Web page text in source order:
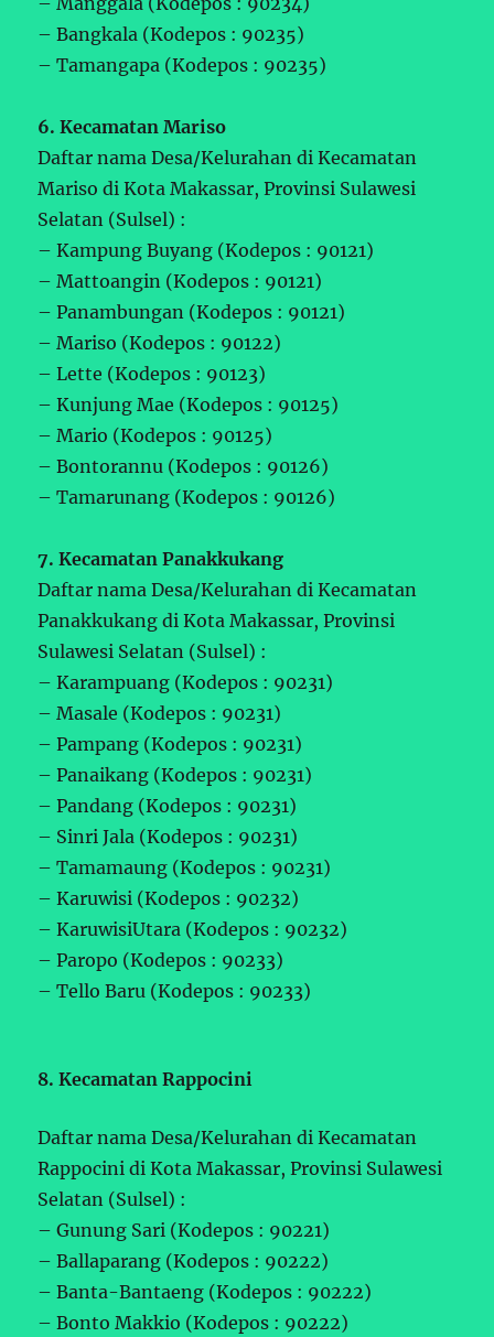
– Bangkala (Kodepos : 90235)
– Tamangapa (Kodepos : 90235)
6. Kecamatan Mariso
Daftar nama Desa/Kelurahan di Kecamatan
Mariso di Kota Makassar, Provinsi Sulawesi
Selatan (Sulsel) :
– Kampung Buyang (Kodepos : 90121)
– Mattoangin (Kodepos : 90121)
– Panambungan (Kodepos : 90121)
– Mariso (Kodepos : 90122)
– Lette (Kodepos : 90123)
– Kunjung Mae (Kodepos : 90125)
– Mario (Kodepos : 90125)
– Bontorannu (Kodepos : 90126)
– Tamarunang (Kodepos : 90126)
7. Kecamatan Panakkukang
Daftar nama Desa/Kelurahan di Kecamatan
Panakkukang di Kota Makassar, Provinsi
Sulawesi Selatan (Sulsel) :
– Karampuang (Kodepos : 90231)
– Masale (Kodepos : 90231)
– Pampang (Kodepos : 90231)
– Panaikang (Kodepos : 90231)
– Pandang (Kodepos : 90231)
– Sinri Jala (Kodepos : 90231)
– Tamamaung (Kodepos : 90231)
– Karuwisi (Kodepos : 90232)
– KaruwisiUtara (Kodepos : 90232)
– Paropo (Kodepos : 90233)
– Tello Baru (Kodepos : 90233)
8. Kecamatan Rappocini
Daftar nama Desa/Kelurahan di Kecamatan
Rappocini di Kota Makassar, Provinsi Sulawesi
Selatan (Sulsel) :
– Gunung Sari (Kodepos : 90221)
– Ballaparang (Kodepos : 90222)
– Banta-Bantaeng (Kodepos : 90222)
– Bonto Makkio (Kodepos : 90222)